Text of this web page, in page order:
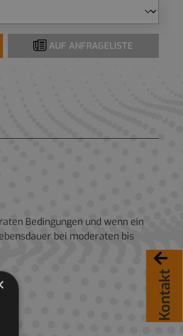
Kontakt
AUF ANFRAGELISTE
Bedingungen und wenn ein
bei moderaten bis